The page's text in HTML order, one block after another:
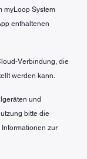
myLoop System
enthaltenen
Verbindung, die
werden kann.
und
bitte die
zur